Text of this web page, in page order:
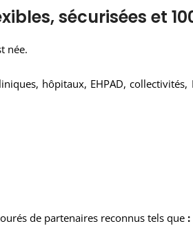
sécurisées et
née.
hôpitaux, EHPAD,
de partenaires reconnus tels que: